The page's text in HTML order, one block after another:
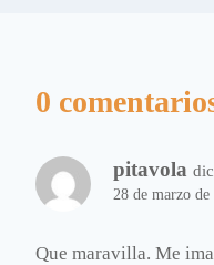
0
pitavola
28 de marzo
Que maravilla. Me